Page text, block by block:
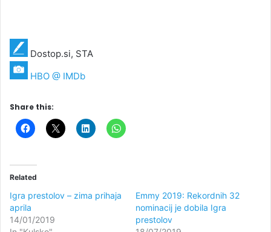
Dostop.si, STA
HBO @ IMDb
Share this:
Related
Igra prestolov – zima prihaja
aprila
14/01/2019
Emmy 2019: Rekordnih 32
nominacij je dobila Igra
prestolov